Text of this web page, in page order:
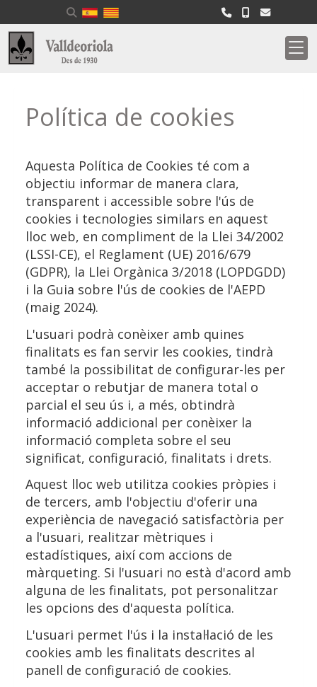
Política de cookies
Aquesta Política de Cookies té com a
objectiu informar de manera clara,
transparent i accessible sobre l'ús de
cookies i tecnologies similars en aquest
lloc web, en compliment de la Llei 34/2002
(LSSI-CE), el Reglament (UE) 2016/679
(GDPR), la Llei Orgànica 3/2018 (LOPDGDD)
i la Guia sobre l'ús de cookies de l'AEPD
(maig 2024).
L'usuari podrà conèixer amb quines
finalitats es fan servir les cookies, tindrà
també la possibilitat de configurar-les per
acceptar o rebutjar de manera total o
parcial el seu ús i, a més, obtindrà
informació addicional per conèixer la
informació completa sobre el seu
significat, configuració, finalitats i drets.
Aquest lloc web utilitza cookies pròpies i
de tercers, amb l'objectiu d'oferir una
experiència de navegació satisfactòria per
a l'usuari, realitzar mètriques i
estadístiques, així com accions de
màrqueting. Si l'usuari no està d'acord amb
alguna de les finalitats, pot personalitzar
les opcions des d'aquesta política.
L'usuari permet l'ús i la instal·lació de les
cookies amb les finalitats descrites al
panell de configuració de cookies.